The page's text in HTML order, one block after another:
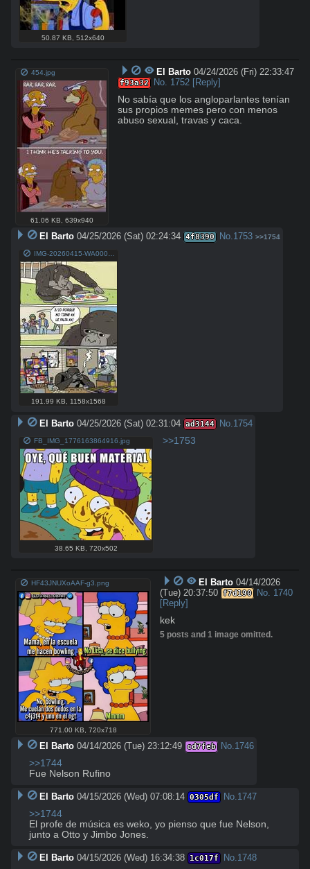
50.87 KB 512x640
454.jpg
61.06 KB ,639x940
El Barto 04/24/2026 (Fri) 22:33:47
f93a32 No. 1752 [Reply]
No sabía que los angloparlantes tenían
sus propios memes pero con menos
abuso sexual, travas y caca.
El Barto 04/25/2026 (Sat) 02:24:34 4f8390 No.1753 >>1754
IMG-20260415-WA0006.jpg
191.99 KB,1158x1568
El Barto 04/25/2026 (Sat) 02:31:04 ad3144 No. 1754
FB_IMG_1776163864916.jpg
38.65 KB 720x502
>>1753
HF43JNUXoAAF-g3.png
771.00 KB 720x718
El Barto 04/14/2026
(Tue) 20:37:50 f7d190 No. 1740
[Reply]
kek
5 posts and 1 image omitted.
El Barto 04/14/2026 (Tue) 23:12:49 cd7feb No.1746
>>1744
Fue Nelson Rufino
El Barto 04/15/2026 (Wed) 07:08:14 0305df No.1747
>>1744
El profe de música es weko, yo pienso que fue Nelson,
junto a Otto y Jimbo Jones.
El Barto 04/15/2026 (Wed) 16:34:38 1c017f No.1748